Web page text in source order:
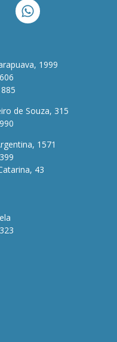
1999
de Souza, 315
1571
43